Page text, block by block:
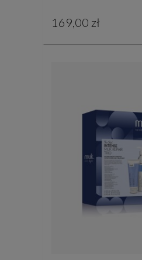
169,00 zł